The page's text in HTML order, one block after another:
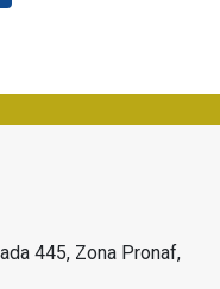
445, Zona Pronaf,